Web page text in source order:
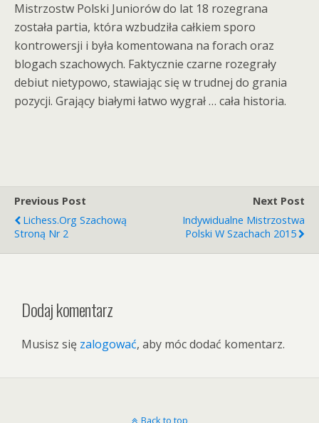
Mistrzostw Polski Juniorów do lat 18 rozegrana
została partia, która wzbudziła całkiem sporo
kontrowersji i była komentowana na forach oraz
blogach szachowych. Faktycznie czarne rozegrały
debiut nietypowo, stawiając się w trudnej do grania
pozycji. Grający białymi łatwo wygrał … cała historia.
Previous Post
Lichess.org Szachową
Stroną Nr 2
Next Post
Indywidualne Mistrzostwa
Polski W Szachach 2015
Dodaj komentarz
Musisz się zalogować, aby móc dodać komentarz.
Back to top